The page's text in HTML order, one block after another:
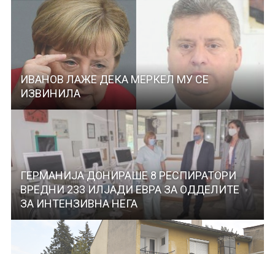
ИВАНОВ ЛАЖЕ ДЕКА МЕРКЕЛ МУ СЕ
ИЗВИНИЛА
ГЕРМАНИЈА ДОНИРАШЕ 8 РЕСПИРАТОРИ
ВРЕДНИ 233 ИЛЈАДИ ЕВРА ЗА ОДДЕЛИТЕ
ЗА ИНТЕНЗИВНА НЕГА